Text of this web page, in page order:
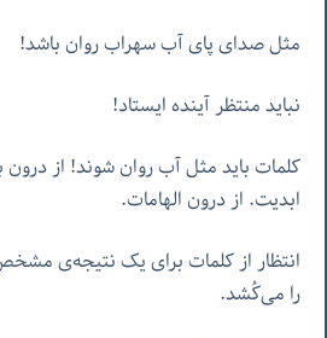
مثل صدای پای آب سهراب روان باشد!
نباید منتظر آینده ایستاد!
کلمات باید مثل آب روان شوند! از
ابدیت. از درون الهامات.
انتظار از کلمات برای یک نتیجه‌ی
را می‌کُشد.